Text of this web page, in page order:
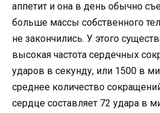
аппетит и она в день обычно
больше массы собственного
не закончились. У этого
высокая частота сердечных
ударов в секунду, или 1500 в
среднее количество
сердце составляет 72 удара в